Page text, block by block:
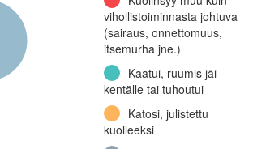
konekiväärikomppania
(Jatkosota)
6.
rannikkopioneerikomppania
(Jatkosota)
Äänisen
rannikkoprikaati, 8.
vihollistoiminnasta johtuva
(sairaus, onnettomuus,
itsemurha jne.)
Kaatui, ruumis jäi
kentälle tai tuhoutui
Katosi, julistettu
kuolleeksi